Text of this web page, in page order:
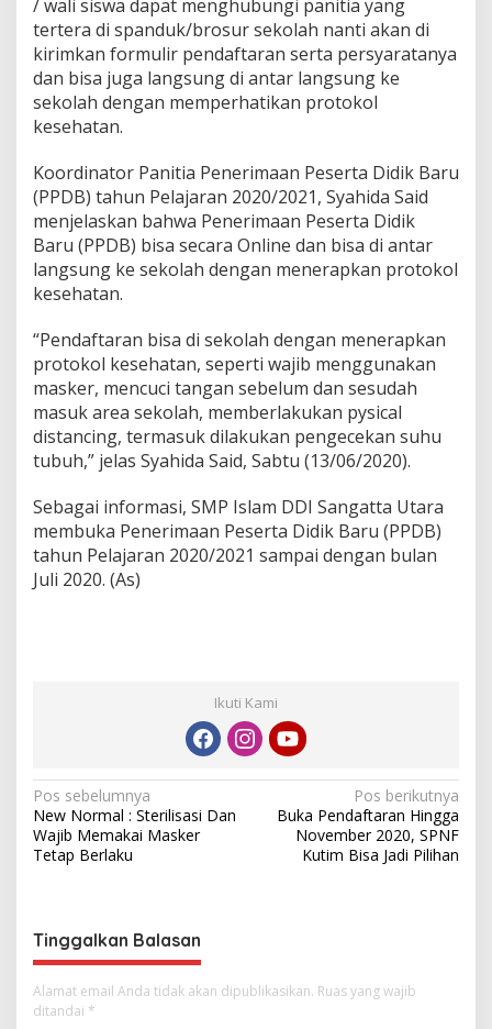
/ wali siswa dapat menghubungi panitia yang
tertera di spanduk/brosur sekolah nanti akan di
kirimkan formulir pendaftaran serta persyaratanya
dan bisa juga langsung di antar langsung ke
sekolah dengan memperhatikan protokol
kesehatan.
Koordinator Panitia Penerimaan Peserta Didik Baru
(PPDB) tahun Pelajaran 2020/2021, Syahida Said
menjelaskan bahwa Penerimaan Peserta Didik
Baru (PPDB) bisa secara Online dan bisa di antar
langsung ke sekolah dengan menerapkan protokol
kesehatan.
“Pendaftaran bisa di sekolah dengan menerapkan
protokol kesehatan, seperti wajib menggunakan
masker, mencuci tangan sebelum dan sesudah
masuk area sekolah, memberlakukan pysical
distancing, termasuk dilakukan pengecekan suhu
tubuh,” jelas Syahida Said, Sabtu (13/06/2020).
Sebagai informasi, SMP Islam DDI Sangatta Utara
membuka Penerimaan Peserta Didik Baru (PPDB)
tahun Pelajaran 2020/2021 sampai dengan bulan
Juli 2020. (As)
Ikuti Kami
N
a
v
g
a
s
i
Pos sebelumnya
New Normal : Sterilisasi Dan
Wajib Memakai Masker
Tetap Berlaku
Pos berikutnya
Buka Pendaftaran Hingga
November 2020, SPNF
Kutim Bisa Jadi Pilihan
Tinggalkan Balasan
Alamat email Anda tidak akan dipublikasikan. Ruas yang wajib
ditandai *